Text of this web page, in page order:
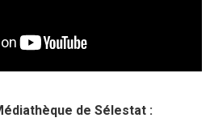
de Sélestat :